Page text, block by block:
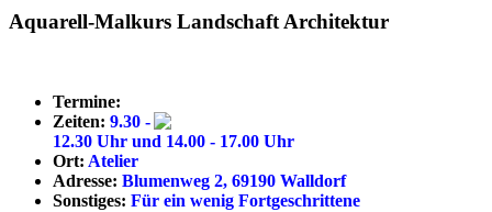
Aquarell-Malkurs Landschaft Architektur
Termine:
Zeiten: 9.30 -
12.30 Uhr und 14.00 - 17.00 Uhr
Ort: Atelier
Adresse: Blumenweg 2, 69190 Walldorf
Sonstiges: Für ein wenig Fortgeschrittene